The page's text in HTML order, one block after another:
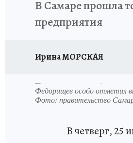
ЗАПОВЕДНАЯ
В Самаре прошла
предприятия
Ирина МОРСКАЯ
Федорищев особо отметил
Фото: правительство
В четверг, 25